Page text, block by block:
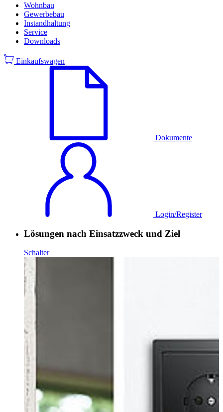
Wohnbau
Gewerbebau
Instandhaltung
Service
Downloads
Einkaufswagen
Dokumente
Login/Register
Lösungen nach Einsatzzweck und Ziel
Schalter